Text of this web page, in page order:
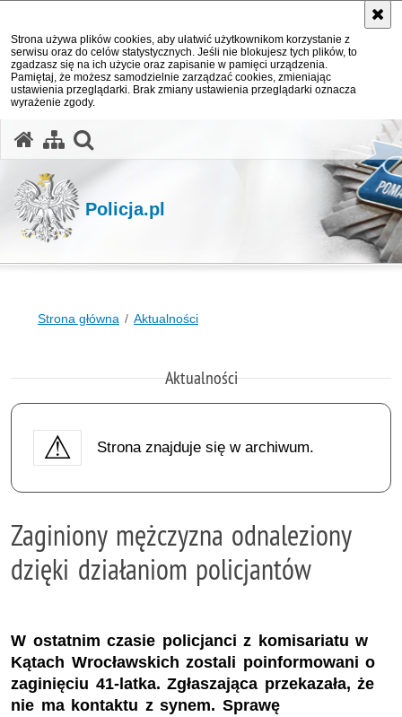
Strona używa plików cookies, aby ułatwić użytkownikom korzystanie z
serwisu oraz do celów statystycznych. Jeśli nie blokujesz tych plików, to
zgadzasz się na ich użycie oraz zapisanie w pamięci urządzenia.
Pamiętaj, że możesz samodzielnie zarządzać cookies, zmieniając
ustawienia przeglądarki. Brak zmiany ustawienia przeglądarki oznacza
wyrażenie zgody.
Policja.pl
Strona główna Aktualności
Aktualności
Strona znajduje się w archiwum.
Zaginiony mężczyzna odnaleziony
dzięki działaniom policjantów
W ostatnim czasie policjanci z komisariatu w
Kątach Wrocławskich zostali poinformowani o
zaginięciu 41-latka. Zgłaszająca przekazała, że
nie ma kontaktu z synem. Sprawę